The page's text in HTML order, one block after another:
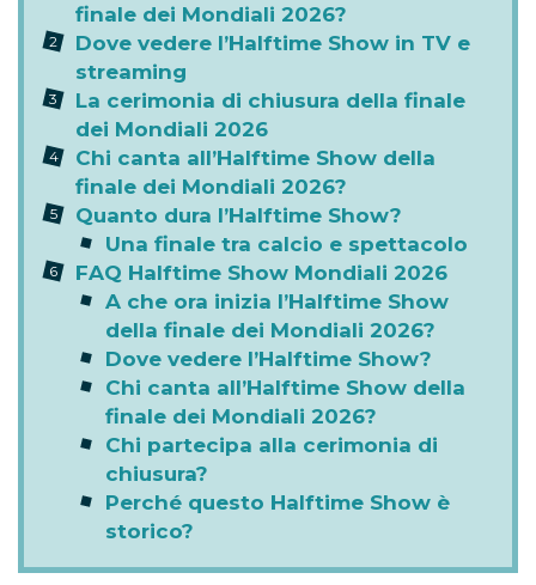
finale dei Mondiali 2026?
Dove vedere l’Halftime Show in TV e
streaming
La cerimonia di chiusura della finale
dei Mondiali 2026
Chi canta all’Halftime Show della
finale dei Mondiali 2026?
Quanto dura l’Halftime Show?
Una finale tra calcio e spettacolo
FAQ Halftime Show Mondiali 2026
A che ora inizia l’Halftime Show
della finale dei Mondiali 2026?
Dove vedere l’Halftime Show?
Chi canta all’Halftime Show della
finale dei Mondiali 2026?
Chi partecipa alla cerimonia di
chiusura?
Perché questo Halftime Show è
storico?